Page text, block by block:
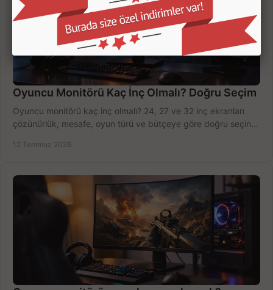
Oyuncu Monitörü Kaç İnç Olmalı? Doğru Seçim
Oyuncu monitörü kaç inç olmalı? 24, 27 ve 32 inç ekranları
çözünürlük, mesafe, oyun türü ve bütçeye göre doğru seçin,
12 Temmuz 2026